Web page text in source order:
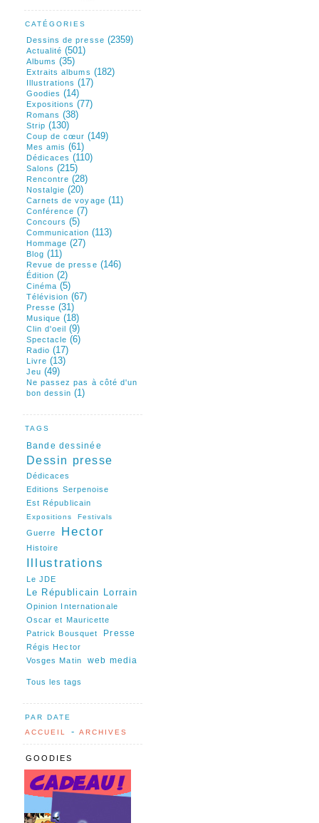
CATÉGORIES
Dessins de presse (2359)
Actualité (501)
Albums (35)
Extraits albums (182)
Illustrations (17)
Goodies (14)
Expositions (77)
Romans (38)
Strip (130)
Coup de cœur (149)
Mes amis (61)
Dédicaces (110)
Salons (215)
Rencontre (28)
Nostalgie (20)
Carnets de voyage (11)
Conférence (7)
Concours (5)
Communication (113)
Hommage (27)
Blog (11)
Revue de presse (146)
Édition (2)
Cinéma (5)
Télévision (67)
Presse (31)
Musique (18)
Clin d'oeil (9)
Spectacle (6)
Radio (17)
Livre (13)
Jeu (49)
Ne passez pas à côté d'un
bon dessin (1)
TAGS
Bande dessinée
Dessin presse
Dédicaces
Editions Serpenoise
Est Républicain
Expositions Festivals
Guerre Hector
Histoire
Illustrations
Le JDE
Le Républicain Lorrain
Opinion Internationale
Oscar et Mauricette
Patrick Bousquet
Presse
Régis Hector
Vosges Matin
web media
Tous les tags
PAR DATE
ACCUEIL
- ARCHIVES
GOODIES